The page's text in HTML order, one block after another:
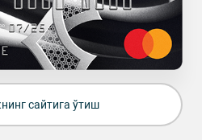
сайтига ўтиш